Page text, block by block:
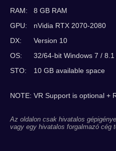
RAM:
8 GB RAM
GPU:
nVidia RTX 2070-2080
DX:
Version 10
OS:
32/64-bit Windows 7 /
STO:
10 GB available space
NOTE: VR Support is optional +
Az oldalon csak hivatalos
vagy egy hivatalos forgalmazó cég